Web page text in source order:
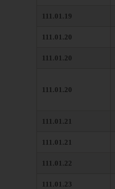
111.01.19
111.01.20
111.01.20
111.01.20
111.01.21
111.01.21
111.01.22
111.01.23